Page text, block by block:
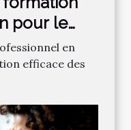
pour le
en
efficace des